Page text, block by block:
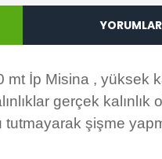
YORUMLAR
mt İp Misina , yüksek
gerçek
tutmayarak şişme